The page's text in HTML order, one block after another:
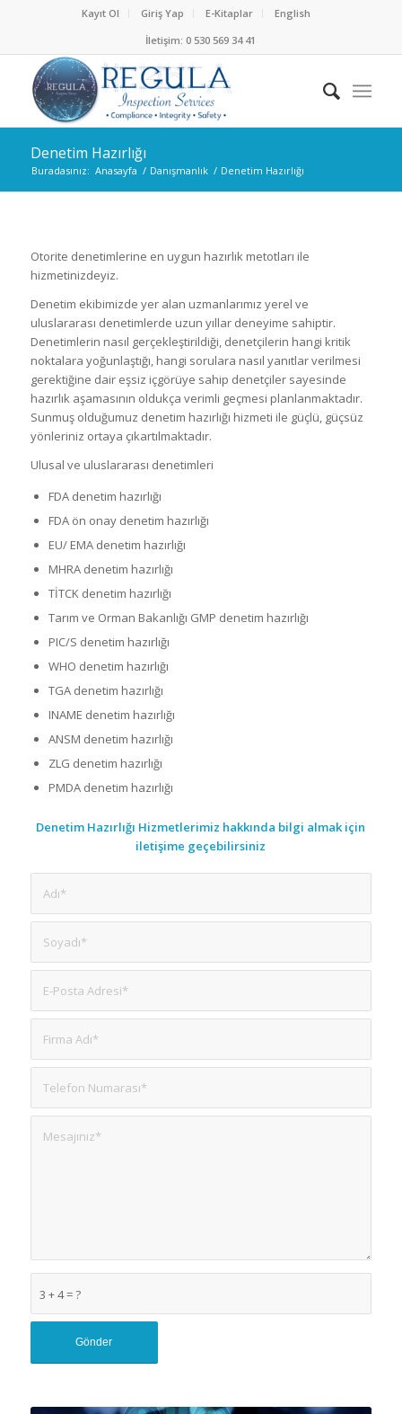
Kayıt Ol Giriş Yap E-Kitaplar
English
İletişim: 0 530 569 34 41
Denetim Hazırlığı
Buradasınız: Anasayfa / Danışmanlık / Denetim Hazırlığı
Otorite denetimlerine en uygun hazırlık metotları ile
hizmetinizdeyiz.
Denetim ekibimizde yer alan uzmanlarımız yerel ve
uluslararası denetimlerde uzun yıllar deneyime sahiptir.
Denetimlerin nasıl gerçekleştirildiği, denetçilerin hangi kritik
noktalara yoğunlaştığı, hangi sorulara nasıl yanıtlar verilmesi
gerektiğine dair eşsiz içgörüye sahip denetçiler sayesinde
hazırlık aşamasının oldukça verimli geçmesi planlanmaktadır.
Sunmuş olduğumuz denetim hazırlığı hizmeti ile güçlü, güçsüz
yönleriniz ortaya çıkartılmaktadır.
Ulusal ve uluslararası denetimleri
FDA denetim hazırlığı
FDA ön onay denetim hazırlığı
EU/ EMA denetim hazırlığı
MHRA denetim hazırlığı
TİTCK denetim hazırlığı
Tarım ve Orman Bakanlığı GMP denetim hazırlığı
PIC/S denetim hazırlığı
WHO denetim hazırlığı
TGA denetim hazırlığı
INAME denetim hazırlığı
ANSM denetim hazırlığı
ZLG denetim hazırlığı
PMDA denetim hazırlığı
Denetim Hazırlığı Hizmetlerimiz hakkında bilgi almak için
iletişime geçebilirsiniz
3 + 4 = ?